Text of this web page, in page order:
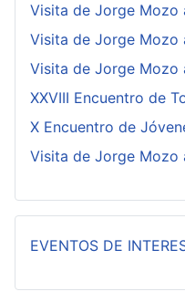
Visita de Jorge Mozo
Visita de Jorge Mozo
Visita de Jorge Mozo
XXVIII Encuentro de
X Encuentro de
Visita de Jorge Mozo
EVENTOS DE